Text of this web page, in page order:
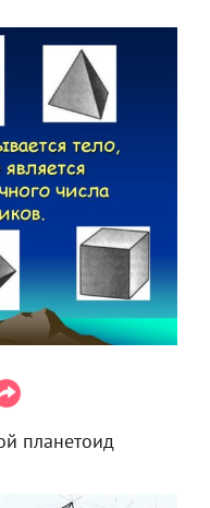
планетоид